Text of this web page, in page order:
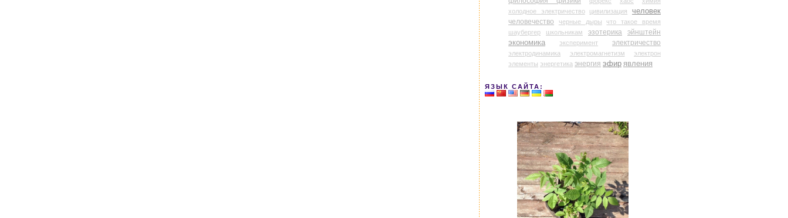
холодное электричество
цивилизация человек
человечество черные дыры
что такое время
шаубергер
школьникам эзотерика
эйнштейн
экономика
эксперимент электричество
электродинамика электромагнетизм
электрон
элементы энергетика энергия эфир явления
ЯЗЫК САЙТА: